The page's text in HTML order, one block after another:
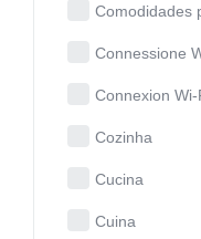
Comodidades
Connessione
Connexion
Cozinha
Cucina
Cuina